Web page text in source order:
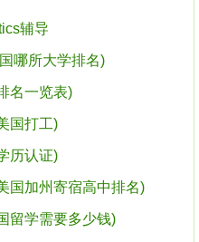
辅导
哪所大学排名)
名一览表)
国打工)
历认证)
国加州寄宿高中排名)
留学需要多少钱)